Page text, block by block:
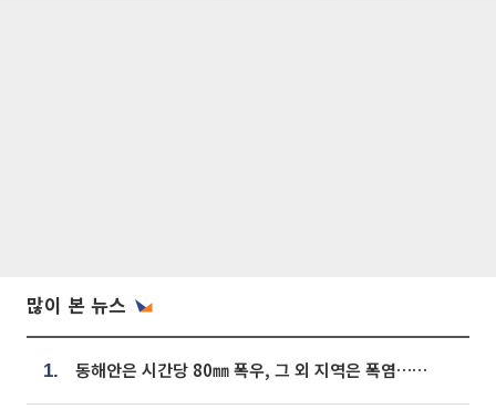
많이 본 뉴스
1. 동해안은 시간당 80㎜ 폭우, 그 외 지역은 폭염…‘극과 극 날씨’